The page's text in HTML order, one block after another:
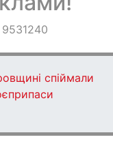
спіймали